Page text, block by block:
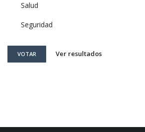
Salud
Seguridad
VOTAR Ver resultados